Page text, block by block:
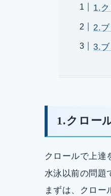
1.
2.
3.
1.クロー
クロールで上達
水泳以前の問題
まずは、クロー